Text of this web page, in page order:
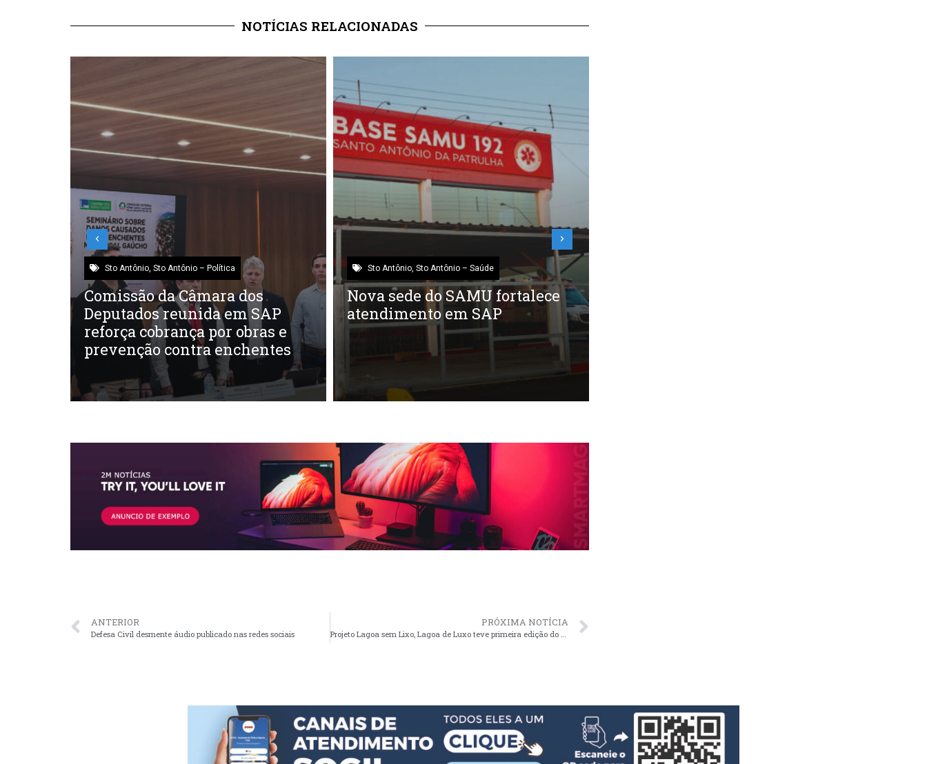
NOTÍCIAS RELACIONADAS
Sto Antônio, Sto Antônio – Saúde
Nova sede do SAMU fortalece
atendimento em SAP
Sem categoria
IV Troféu Imortais celebra o
legado de grandes nomes da
cultura gaúcha
ANTERIOR
Defesa Civil desmente áudio publicado nas redes sociais
PRÓXIMA NOTÍCIA
Projeto Lagoa sem Lixo, Lagoa de Luxo teve primeira edição do ano